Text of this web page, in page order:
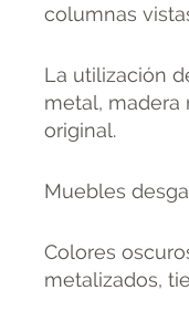
columnas
La utilización
metal, madera
original.
Muebles
Colores
metalizados,